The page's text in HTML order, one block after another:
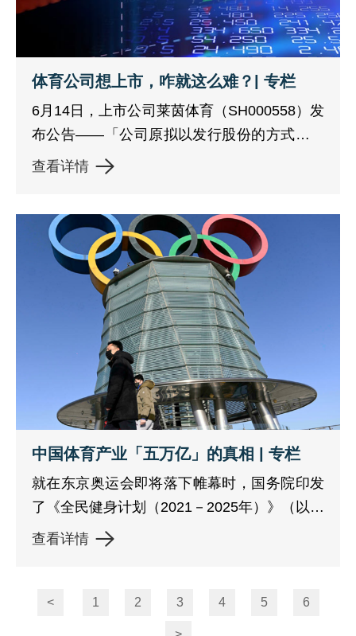
体育公司想上市，咋就这么难？| 专栏
6月14日，上市公司莱茵体育（SH000558）发
布公告——「公司原拟以发行股份的方式购买
成都文旅63.34%股份。新冠疫情对全国滑雪场
公司拟自即日起中止此次重大资产重组事项，
待条件成熟时，公司再行择机启动相关事
项。」
查看详情
中国体育产业「五万亿」的真相 | 专栏
就在东京奥运会即将落下帷幕时，国务院印发
了《全民健身计划（2021－2025年）》（以下
简称「计划」），一时之间，A股和港股市场
查看详情
< 1 2 3 4 5 6